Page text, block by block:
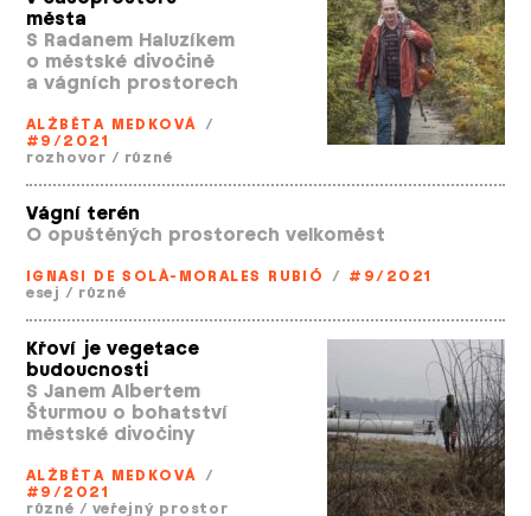
města
S Radanem Haluzíkem
o městské divočině
a vágních prostorech
ALŽBĚTA MEDKOVÁ /
#9/2021
rozhovor / různé
Vágní terén
O opuštěných prostorech velkoměst
IGNASI DE SOLÀ­-MORALES RUBIÓ / #9/2021
esej / různé
Křoví je vegetace
budoucnosti
S Janem Albertem
Šturmou o bohatství
městské divočiny
ALŽBĚTA MEDKOVÁ /
#9/2021
různé / veřejný prostor